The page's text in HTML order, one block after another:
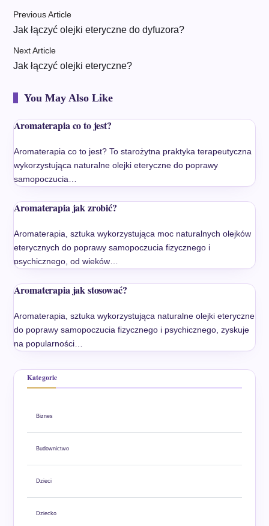
Previous Article
Jak łączyć olejki eteryczne do dyfuzora?
Next Article
Jak łączyć olejki eteryczne?
You May Also Like
Aromaterapia co to jest?
Aromaterapia co to jest? To starożytna praktyka terapeutyczna
wykorzystująca naturalne olejki eteryczne do poprawy
samopoczucia…
Aromaterapia jak zrobić?
Aromaterapia, sztuka wykorzystująca moc naturalnych olejków
eterycznych do poprawy samopoczucia fizycznego i
psychicznego, od wieków…
Aromaterapia jak stosować?
Aromaterapia, sztuka wykorzystująca naturalne olejki eteryczne
do poprawy samopoczucia fizycznego i psychicznego, zyskuje
na popularności…
Kategorie
Biznes
Budownictwo
Dzieci
Dziecko